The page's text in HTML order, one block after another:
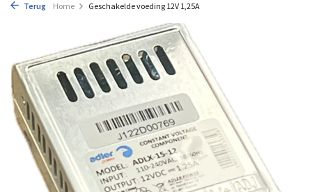
Terug Home Geschakelde voeding 12V 1,25A